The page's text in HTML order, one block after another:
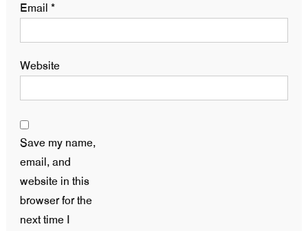
Email *
Website
Save my name,
email, and
website in this
browser for the
next time I